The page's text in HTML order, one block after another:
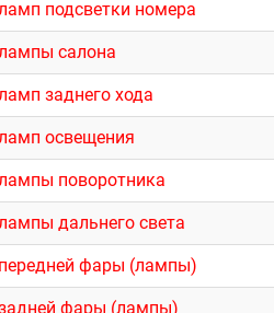
подсветки номера
салона
заднего хода
освещения
поворотника
дальнего света
фары (лампы)
фары (лампы)